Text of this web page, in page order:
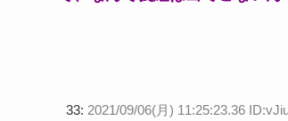
33: 2021/09/06(月) 11:25:23.36